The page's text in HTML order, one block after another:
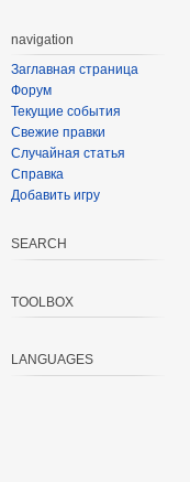
navigation
Заглавная страница
Форум
Текущие события
Свежие правки
Случайная статья
Справка
Добавить игру
SEARCH
TOOLBOX
LANGUAGES